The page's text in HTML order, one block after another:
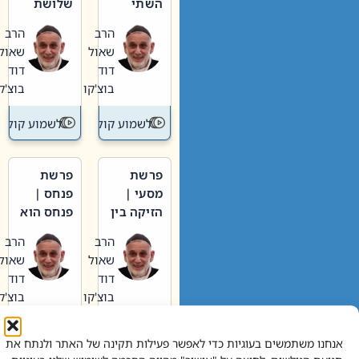
אנחנו משתמשים בעוגיות כדי לאפשר פעילות תקינה של האתר ולנתח את
וערב של
חיינו
הרב
שאול
דוד
בוצ'קו
לשמוע קול תורה – מדרש
האבות
הרב
שאול
דוד
בוצ'קו
לשמוע קול
פרשת
מסעי |
הזיקה בין
הגדול לעם הרב
שאול
דוד
בוצ'קו
לשמוע קול תורה – מדרש
פרשת
פנחס |
פנחס הוא
אליהו: בין
קנאות
הורסת
לקנאות
בונה
הרב
שאול
דוד
בוצ'קו
לשמוע קול